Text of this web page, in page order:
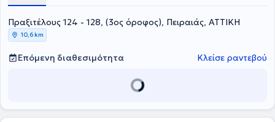
Πραξιτέλους 124 - 128, (3ος όροφος), Πειραιάς, ΑΤΤΙΚΗ
10,6 km
Επόμενη διαθεσιμότητα Κλείσε ραντεβού